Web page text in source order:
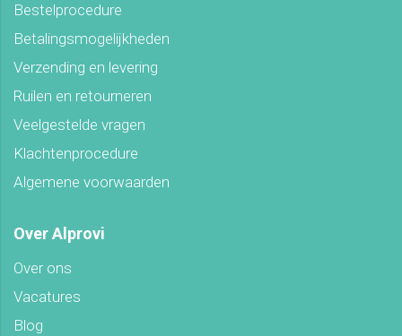
Bestelprocedure
Betalingsmogelijkheden
Verzending en levering
Ruilen en retourneren
Veelgestelde vragen
Klachtenprocedure
Algemene voorwaarden
Over Alprovi
Over ons
Vacatures
Blog